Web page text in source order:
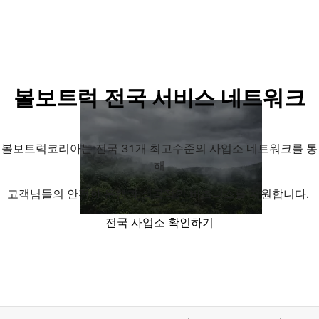
볼보트럭 전국 서비스 네트워크
볼보트럭코리아는 전국 31개 최고수준의 사업소 네트워크를 통
해
고객님들의 안전한 운행과 성공적인 비즈니스를 지원합니다.
전국 사업소 확인하기